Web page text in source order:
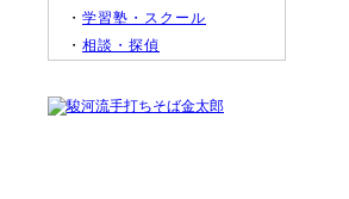
・ 学習塾・スクール
・ 相談・探偵